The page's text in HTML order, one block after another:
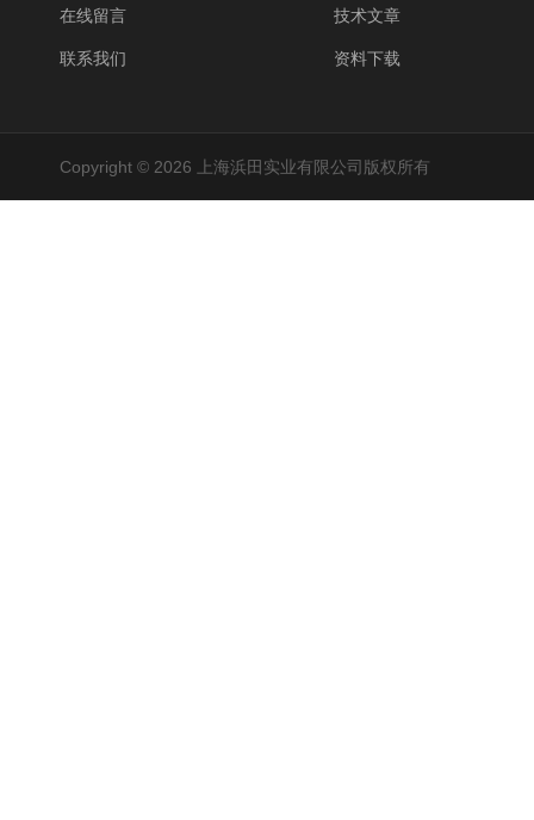
在线留言
联系我们
技术文章
资料下载
Copyright © 2026 上海浜田实业有限公司版权所有